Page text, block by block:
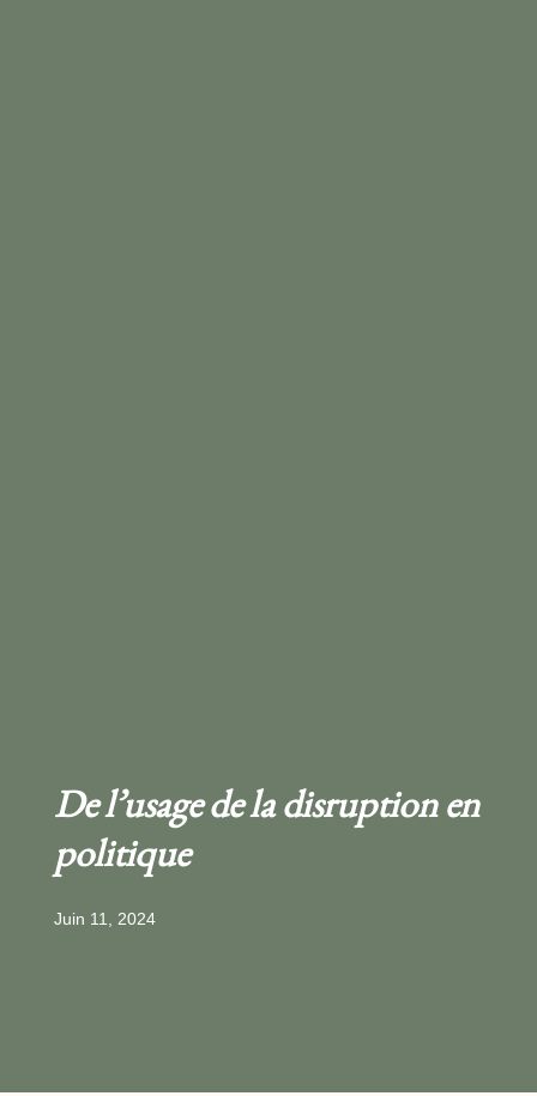
De l’usage de la disruption en
politique
Juin 11, 2024